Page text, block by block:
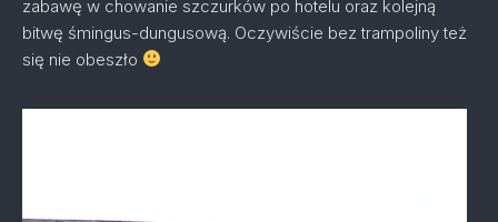
zabawę w chowanie szczurków po hotelu oraz kolejną
bitwę śmingus-dungusową. Oczywiście bez trampoliny też
się nie obeszło